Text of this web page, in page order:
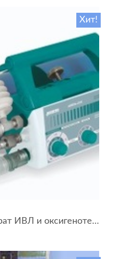
Хит!
Пневматический аппарат ИВЛ и оксигенотерапии портативный АИВЛп-2/20-«ТМТ»